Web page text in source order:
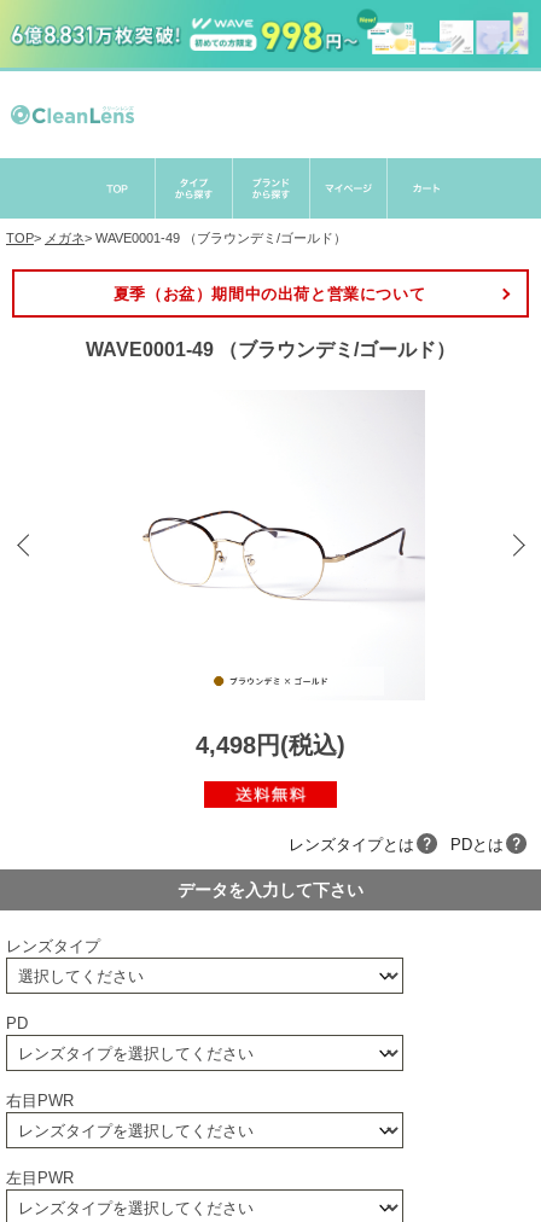
TOP> メガネ> WAVE0001-49 （ブラウンデミ/ゴールド）
夏季（お盆）期間中の出荷と営業について
WAVE0001-49 （ブラウンデミ/ゴールド）
4,498円(税込)
レンズタイプとは PDとは
データを入力して下さい
レンズタイプ
PD
右目PWR
左目PWR